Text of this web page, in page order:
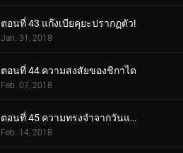
ตอนที่ 43 แก๊งเบียคุยะปรากฏตัว!
Jan. 31, 2018
ตอนที่ 44 ความสงสัยของชิกาได
Feb. 07, 2018
ตอนที่ 45 ความทรงจำจากวันแห่งหิมะ
Feb. 14, 2018